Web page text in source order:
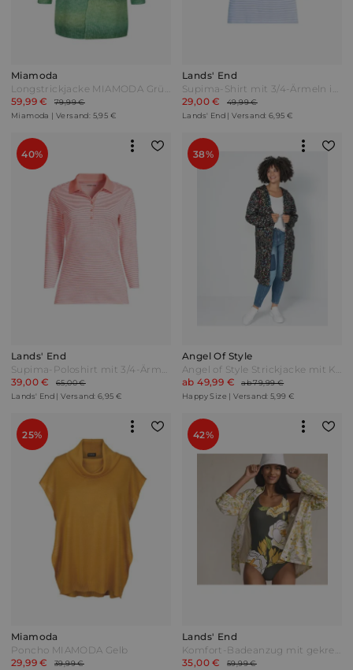
Miamoda
Longstrickjacke MIAMODA Grün Blau
59,99 €
79,99 €
Miamoda | Versand: 5,95 €
Lands' End
Supima-Shirt mit 3/4-Ärmeln in Plus-Größe Damen Blau by Lands' End
29,00 €
49,99 €
Lands' End | Versand: 6,95 €
40%
Lands' End
Supima-Poloshirt mit 3/4-Ärmeln in Petite-Größe Damen Pink by Lands' End
39,00 €
65,00 €
Lands' End | Versand: 6,95 €
38%
Angel Of Style
Angel of Style Strickjacke mit Kapuze Multicolor Bunt
ab 49,99 €
ab 79,99 €
Happy Size | Versand: 5,99 €
25%
Miamoda
Poncho MIAMODA Gelb
29,99 €
39,99 €
42%
Lands' End
Komfort-Badeanzug mit gekreuzten Trägern hohes Bein Damen Grün by Lands' End
35,00 €
59,99 €